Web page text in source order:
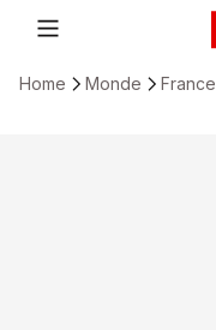
Home Monde France